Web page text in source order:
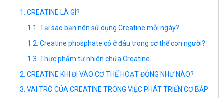
CREATINE LÀ GÌ?
Tại sao bạn nên sử dụng Creatine mỗi ngày?
Creatine phosphate có ở đâu trong cơ thể con người?
Thực phẩm tự nhiên chứa Creatine
CREATINE KHI ĐI VÀO CƠ THỂ HOẠT ĐỘNG NHƯ NÀO?
VAI TRÒ CỦA CREATINE TRONG VIỆC PHÁT TRIỂN CƠ BẮP